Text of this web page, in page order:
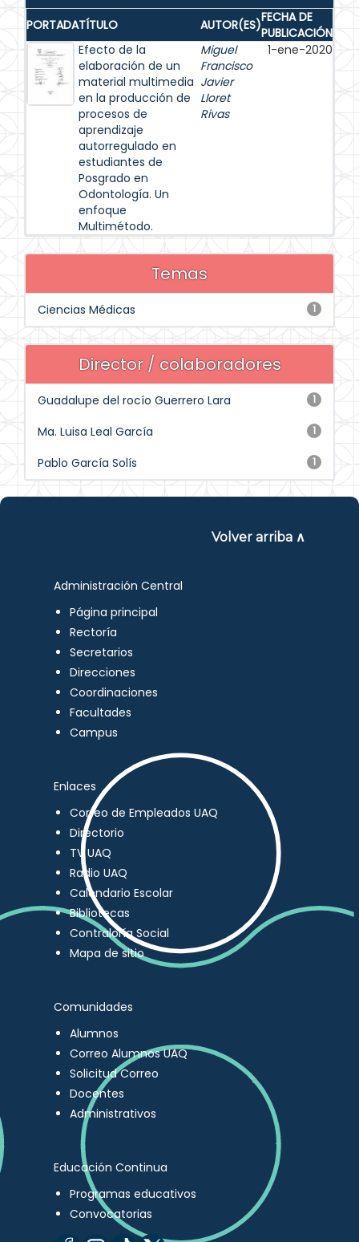
PORTADATÍTULO AUTOR(ES)FECHA DE
PUBLICACIÓN
Efecto de la
elaboración de un
material multimedia
en la producción de
procesos de
aprendizaje
autorregulado en
estudiantes de
Posgrado en
Odontología. Un
enfoque
Multimétodo.
Miguel
Francisco
Javier
Lloret
Rivas
1-ene-2020
Temas
1
Ciencias Médicas
Director / colaboradores
1
Guadalupe del rocío Guerrero Lara
1
Ma. Luisa Leal García
1
Pablo García Solís
Volver arriba ∧
Administración Central
Página principal
Rectoría
Secretarios
Direcciones
Coordinaciones
Facultades
Campus
Enlaces
Correo de Empleados UAQ
Directorio
TV UAQ
Radio UAQ
Calendario Escolar
Bibliotecas
Contraloría Social
Mapa de sitio
Comunidades
Alumnos
Correo Alumnos UAQ
Solicitud Correo
Docentes
Administrativos
Educación Continua
Programas educativos
Convocatorias